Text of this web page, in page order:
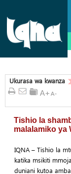
Ukurasa wa kwanza
Tishio la
malalamiko ya
IQNA – Tishio la
katika msikiti
duniani kutoa